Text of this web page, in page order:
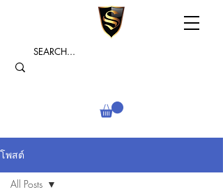
โพสต์
All Posts